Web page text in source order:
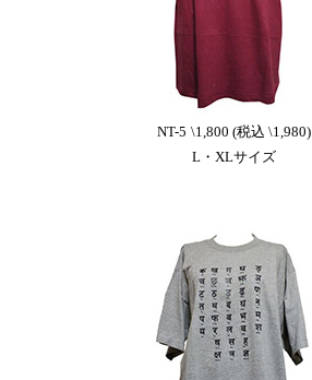
NT-5 \1,800 (税込 \1,980)
L・XLサイズ